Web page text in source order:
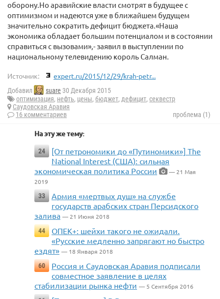
оборону.Но аравийские власти смотрят в будущее с
оптимизмом и надеются уже в ближайшем будущем
значительно сократить дефицит бюджета.«Наша
экономика обладает большим потенциалом и в состоянии
справиться с вызовами»,- заявил в выступлении по
национальному телевидению король Салман.
Источник: expert.ru/2015/12/29/krah-petr...
Добавил suare 30 Декабря 2015
оптимизация, нефть, цены, бюджет, дефицит, секвестр
Саудовская Аравия
16 комментариев
проблема (1)
На эту же тему:
24
[От петрономики до «Путиномики»] The
National Interest (США): сильная
экономическая политика России
— 21 Мая
2019
33
Армия «мертвых душ» на службе
государств арабских стран Персидского
залива — 21 Июня 2018
44
ОПЕК+: шейхи такого не ожидали.
«Русские медленно запрягают но быстро
ездят» — 18 Января 2018
60
Россия и Саудовская Аравия подписали
совместное заявление в целях
стабилизации рынка нефти — 5 Сентября 2016